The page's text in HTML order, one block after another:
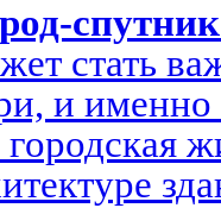
стать
и именно